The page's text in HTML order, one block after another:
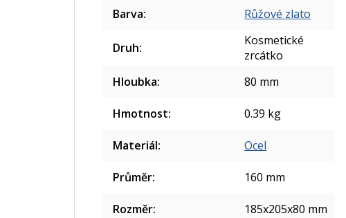
Barva: Růžové zlato
Druh:
Kosmetické
zrcátko
Hloubka: 80 mm
Hmotnost: 0.39 kg
Materiál: Ocel
Průměr: 160 mm
Rozměr: 185x205x80 mm